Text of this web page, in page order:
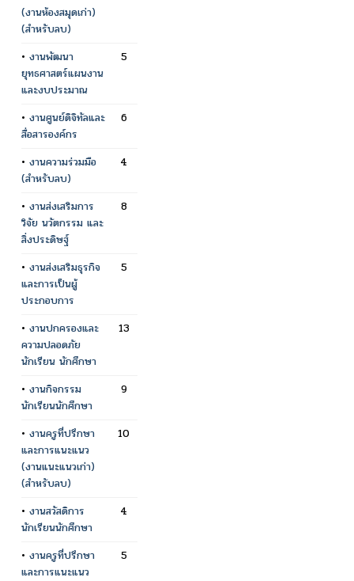
(งานห้องสมุดเก่า)
(สำหรับลบ)
• งานพัฒนา
ยุทธศาสตร์แผนงาน
และงบประมาณ
5
• งานศูนย์ดิจิทัลและ
สื่อสารองค์กร
6
• งานความร่วมมือ
(สำหรับลบ)
4
• งานส่งเสริมการ
วิจัย นวัตกรรม และ
สิ่งประดิษฐ์
8
• งานส่งเสริมธุรกิจ
และการเป็นผู้
ประกอบการ
5
• งานปกครองและ
ความปลอดภัย
นักเรียน นักศึกษา
13
• งานกิจกรรม
นักเรียนนักศึกษา
9
• งานครูที่ปรึกษา
และการแนะแนว
(งานแนะแนวเก่า)
(สำหรับลบ)
10
• งานสวัสดิการ
นักเรียนนักศึกษา
4
• งานครูที่ปรึกษา
และการแนะแนว
5